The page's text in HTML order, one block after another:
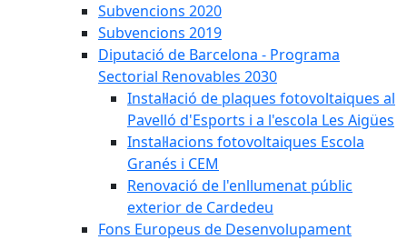
Subvencions 2020
Subvencions 2019
Diputació de Barcelona - Programa
Sectorial Renovables 2030
Instal·lació de plaques fotovoltaiques al
Pavelló d'Esports i a l'escola Les Aigües
Instal·lacions fotovoltaiques Escola
Granés i CEM
Renovació de l'enllumenat públic
exterior de Cardedeu
Fons Europeus de Desenvolupament